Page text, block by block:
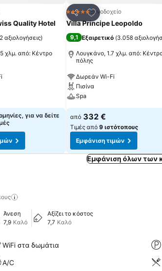
στα αγαπημένα
Quality Hotel
αξιολογήσεις)
χλμ. από: Κέντρο
για να δείτε
Κοινοποίηση
Προσθήκη στα
5 ΑστέριαΞενοδοχείο
Villa Principe Leopoldo
9,1 Εξαιρετικό (3.058
Λουγκάνο, 1.7 χλμ. από:
πόλης
Δωρεάν Wi-Fi
Πισίνα
Spa
από 332 €
Τιμές από 9 ιστότοπους
Εμφάνιση τιμών
Εμφάνιση όλων των
Άνεση
7,9 Καλό
Αξίζει το κόστος
7,7 Καλό
WiFi στα δωμάτια
A/C